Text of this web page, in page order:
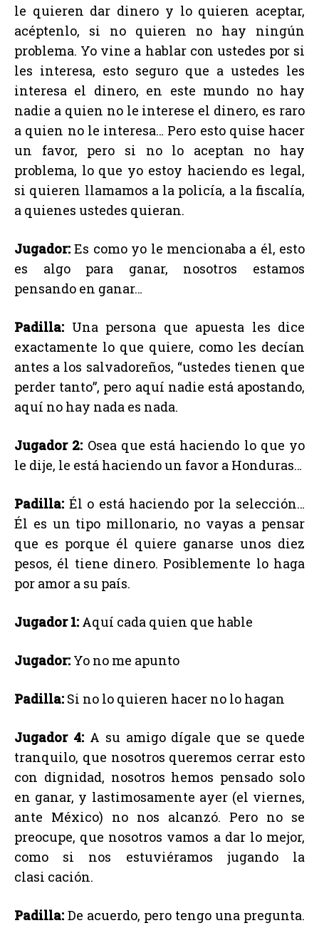
le quieren dar dinero y lo quieren aceptar,
acéptenlo, si no quieren no hay ningún
problema. Yo vine a hablar con ustedes por si
les interesa, esto seguro que a ustedes les
interesa el dinero, en este mundo no hay
nadie a quien no le interese el dinero, es raro
a quien no le interesa… Pero esto quise hacer
un favor, pero si no lo aceptan no hay
problema, lo que yo estoy haciendo es legal,
si quieren llamamos a la policía, a la fiscalía,
a quienes ustedes quieran.
Jugador: Es como yo le mencionaba a él, esto
es algo para ganar, nosotros estamos
pensando en ganar…
Padilla: Una persona que apuesta les dice
exactamente lo que quiere, como les decían
antes a los salvadoreños, “ustedes tienen que
perder tanto”, pero aquí nadie está apostando,
aquí no hay nada es nada.
Jugador 2: Osea que está haciendo lo que yo
le dije, le está haciendo un favor a Honduras…
Padilla: Él o está haciendo por la selección…
Él es un tipo millonario, no vayas a pensar
que es porque él quiere ganarse unos diez
pesos, él tiene dinero. Posiblemente lo haga
por amor a su país.
Jugador 1: Aquí cada quien que hable
Jugador: Yo no me apunto
Padilla: Si no lo quieren hacer no lo hagan
Jugador 4:A su amigo dígale que se quede
tranquilo, que nosotros queremos cerrar esto
con dignidad, nosotros hemos pensado solo
en ganar, y lastimosamente ayer (el viernes,
ante México) no nos alcanzó. Pero no se
preocupe, que nosotros vamos a dar lo mejor,
como si nos estuviéramos jugando la
clasi cación.
Padilla: De acuerdo, pero tengo una pregunta.